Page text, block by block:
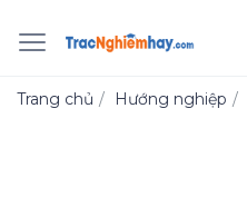
Trang chủ Hướng nghiệp